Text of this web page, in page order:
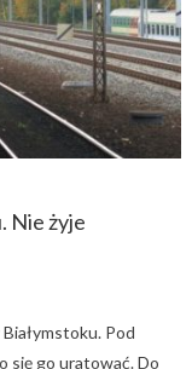
Nie żyje
Pod
się go uratować. Do